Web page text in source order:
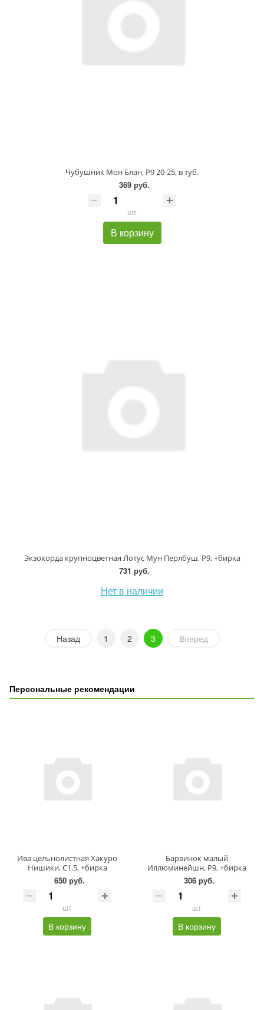
Чубушник Мон Блан, P9 20-25, в туб.
369 руб.
шт
В корзину
Экзохорда крупноцветная Лотус Мун Перлбуш, P9, +бирка
731 руб.
Нет в наличии
Назад 1 2 3 Вперед
Персональные рекомендации
Ива цельнолистная Хакуро
Нишики, C1.5, +бирка
650 руб.
шт
В корзину
Барвинок малый
Иллюминейшн, P9, +бирка
306 руб.
шт
В корзину